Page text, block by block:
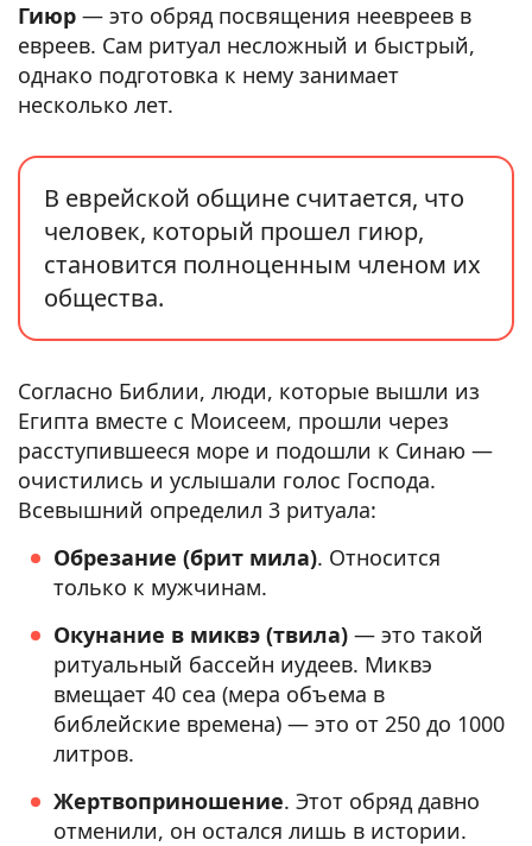
Гиюр — это обряд посвящения неевреев в
евреев. Сам ритуал несложный и быстрый,
однако подготовка к нему занимает
несколько лет.
В еврейской общине считается, что
человек, который прошел гиюр,
становится полноценным членом их
общества.
Согласно Библии, люди, которые вышли из
Египта вместе с Моисеем, прошли через
расступившееся море и подошли к Синаю —
очистились и услышали голос Господа.
Всевышний определил 3 ритуала:
Обрезание (брит мила). Относится
только к мужчинам.
Окунание в миквэ (твила) — это такой
ритуальный бассейн иудеев. Миквэ
вмещает 40 сеа (мера объема в
библейские времена) — это от 250 до 1000
литров.
Жертвоприношение. Этот обряд давно
отменили, он остался лишь в истории.